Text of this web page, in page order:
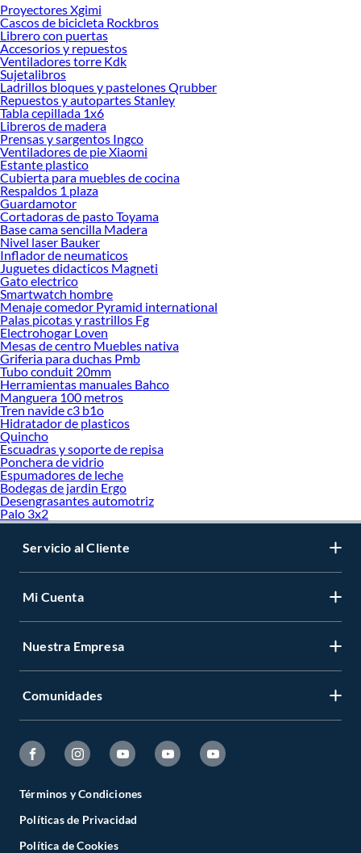
Desde remodelaciones hasta proyectos de decoración, estamos aquí para hacer
tus ideas realidad. ¡Visítanos y encuentra todo lo que tenemos para ofrecerte en
Racks TV!
Explora la variedad de productos de Racks TV en Sodimac
Herramientas, materiales y accesorios de calidad para tus proyectos y
renovación de espacios. ¡Visítanos y descubre todo lo que tenemos para
ofrecerte!
Encuentra una amplia variedad de productos de Racks TV en Sodimac.
Encuentra todo lo necesario para tus proyectos de renovación y decoración.
¡Visítanos y haz tus ideas realidad!
Proyectores Xgimi
Cascos de bicicleta Rockbros
Librero con puertas
Accesorios y repuestos
Ventiladores torre Kdk
Sujetalibros
Ladrillos bloques y pastelones Qrubber
Repuestos y autopartes Stanley
Tabla cepillada 1x6
Libreros de madera
Prensas y sargentos Ingco
Ventiladores de pie Xiaomi
Estante plastico
Cubierta para muebles de cocina
Respaldos 1 plaza
Guardamotor
Cortadoras de pasto Toyama
Base cama sencilla Madera
Nivel laser Bauker
Inflador de neumaticos
Juguetes didacticos Magneti
Gato electrico
Smartwatch hombre
Menaje comedor Pyramid international
Palas picotas y rastrillos Fg
Electrohogar Loven
Mesas de centro Muebles nativa
Griferia para duchas Pmb
Tubo conduit 20mm
Herramientas manuales Bahco
Manguera 100 metros
Tren navide c3 b1o
Hidratador de plasticos
Quincho
Escuadras y soporte de repisa
Ponchera de vidrio
Espumadores de leche
Bodegas de jardin Ergo
Desengrasantes automotriz
Palo 3x2
Servicio al Cliente
Mi Cuenta
Nuestra Empresa
Comunidades
Términos y Condiciones
Políticas de Privacidad
Política de Cookies